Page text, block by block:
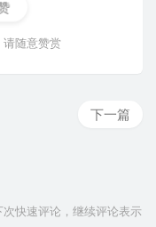
随意赞赏
下一篇
快速评论，继续评论表示